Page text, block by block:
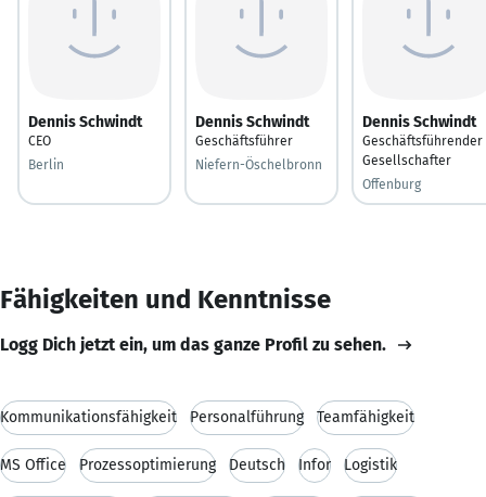
Dennis Schwindt
CEO
Berlin
Dennis Schwindt
Geschäftsführer
Niefern-Öschelbronn
Dennis Schwindt
Geschäftsführender
Gesellschafter
Offenburg
Fähigkeiten und Kenntnisse
Logg Dich jetzt ein, um das ganze Profil zu sehen.
Kommunikationsfähigkeit Personalführung Teamfähigkeit
MS Office Prozessoptimierung Deutsch Infor Logistik